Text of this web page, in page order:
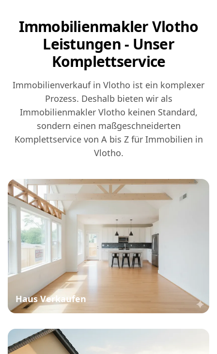
Immobilienmakler Vlotho
Leistungen - Unser
Komplettservice
Immobilienverkauf in Vlotho ist ein komplexer
Prozess. Deshalb bieten wir als
Immobilienmakler Vlotho keinen Standard,
sondern einen maßgeschneiderten
Komplettservice von A bis Z für Immobilien in
Vlotho.
Haus Verkaufen